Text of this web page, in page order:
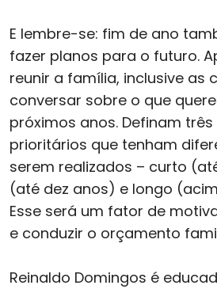
E lembre-se: fim de ano
fazer planos para o futuro.
reunir a família, inclusive as
conversar sobre o que
próximos anos. Definam
prioritários que tenham
serem realizados – curto
(até dez anos) e longo
Esse será um fator de
e conduzir o orçamento
Reinaldo Domingos é